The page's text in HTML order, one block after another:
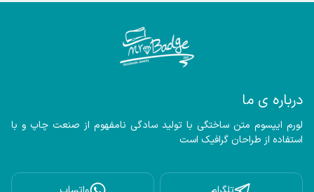
درباره ی ما
استفاده از طراحان گرافیک است